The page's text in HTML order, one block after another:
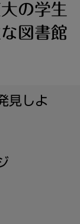
の学生
図書館
見しよ